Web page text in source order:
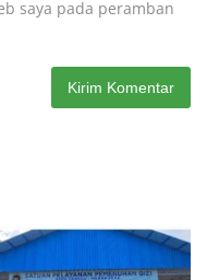
saya pada peramban